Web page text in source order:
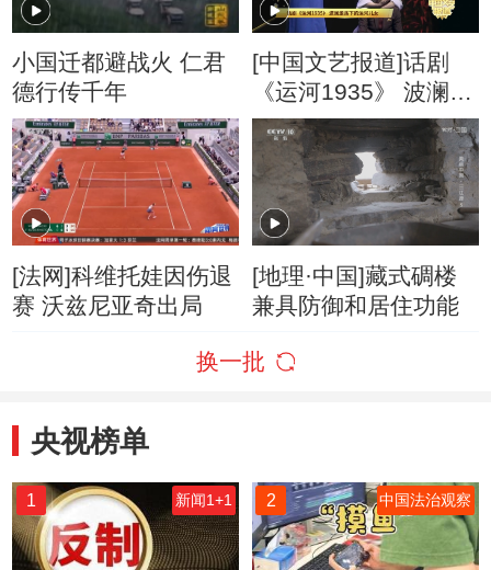
小国迁都避战火 仁君
德行传千年
[中国文艺报道]话剧
《运河1935》 波澜激
荡下的运河儿女
[法网]科维托娃因伤退
赛 沃兹尼亚奇出局
[地理·中国]藏式碉楼
兼具防御和居住功能
换一批
央视榜单
1 新闻1+1 2 中国法治观察